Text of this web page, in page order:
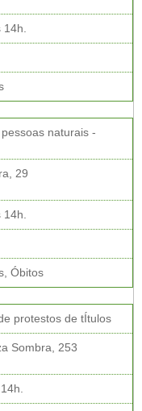
14h.
naturais -
29
14h.
Óbitos
protestos de tÍtulos
Sombra, 253